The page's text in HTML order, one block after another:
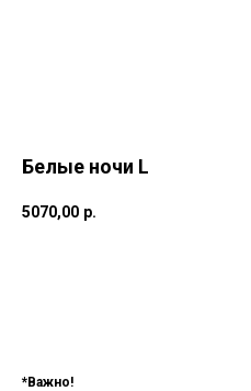
Белые ночи L
5070,00 р.
*Важно!